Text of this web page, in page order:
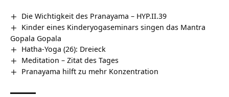
Die Wichtigkeit des Pranayama – HYP.II.39
Kinder eines Kinderyogaseminars singen das Mantra
Gopala Gopala
Hatha-Yoga (26): Dreieck
Meditation – Zitat des Tages
Pranayama hilft zu mehr Konzentration